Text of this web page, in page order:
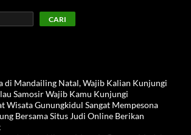
CARI
di Mandailing Natal, Wajib Kalian Kunjungi
Samosir Wajib Kamu Kunjungi
Wisata Gunungkidul Sangat Mempesona
Bersama Situs Judi Online Berikan